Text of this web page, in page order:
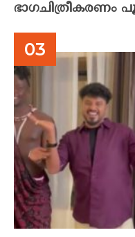
ഭാഗചിത്രീകരണം